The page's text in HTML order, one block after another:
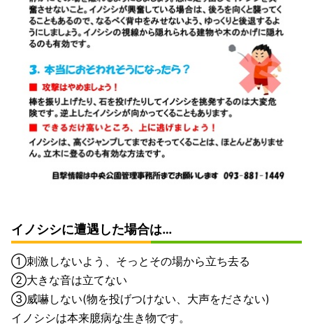
イノシシに遭遇した場合は…
➀刺激しないよう、そっとその場から立ち去る
➁大きな音は立てない
③威嚇しない(物を投げつけない、大声をださない)
イノシシは本来臆病な生き物です。